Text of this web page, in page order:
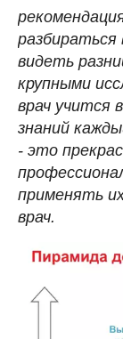
разбираться
видеть
крупными
врач учится
знаний
- это
применять
врач.